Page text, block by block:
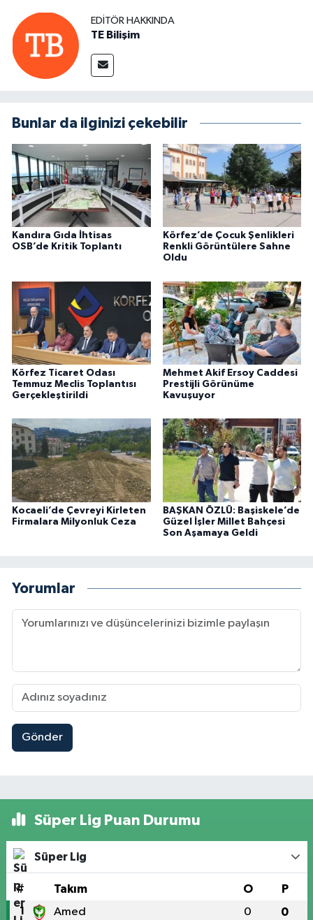
EDITÖR HAKKINDA
TE Bilişim
Bunlar da ilginizi çekebilir
Kandıra Gıda İhtisas
OSB’de Kritik Toplantı
Körfez’de Çocuk Şenlikleri
Renkli Görüntülere Sahne
Oldu
Körfez Ticaret Odası
Temmuz Meclis Toplantısı
Gerçekleştirildi
Mehmet Akif Ersoy Caddesi
Prestijli Görünüme
Kavuşuyor
Kocaeli’de Çevreyi Kirleten
Firmalara Milyonluk Ceza
BAŞKAN ÖZLÜ: Başiskele’de
Güzel İşler Millet Bahçesi
Son Aşamaya Geldi
Yorumlar
Gönder
Süper Lig Puan Durumu
Süper Lig
# Takım O P
1 Amed 0 0